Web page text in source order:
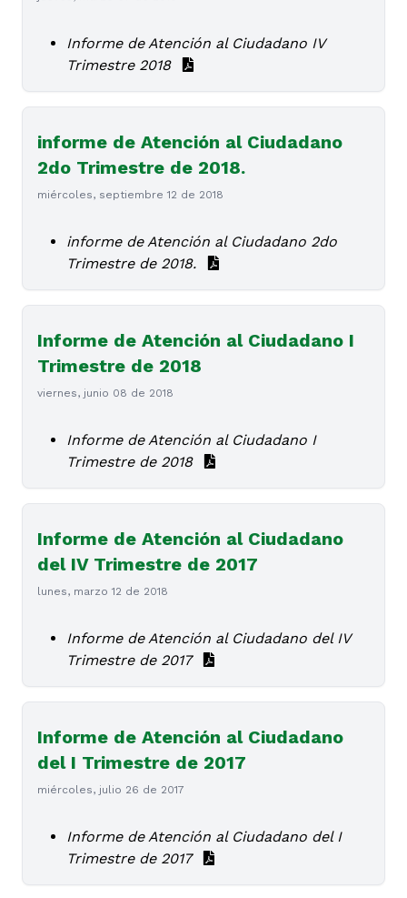
Informe de Atención al Ciudadano IV
Trimestre 2018
informe de Atención al Ciudadano
2do Trimestre de 2018.
miércoles, septiembre 12 de 2018
informe de Atención al Ciudadano 2do
Trimestre de 2018.
Informe de Atención al Ciudadano I
Trimestre de 2018
viernes, junio 08 de 2018
Informe de Atención al Ciudadano I
Trimestre de 2018
Informe de Atención al Ciudadano
del IV Trimestre de 2017
lunes, marzo 12 de 2018
Informe de Atención al Ciudadano del IV
Trimestre de 2017
Informe de Atención al Ciudadano
del I Trimestre de 2017
miércoles, julio 26 de 2017
Informe de Atención al Ciudadano del I
Trimestre de 2017